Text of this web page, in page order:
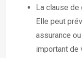
La clause de
Elle peut
assurance
important de